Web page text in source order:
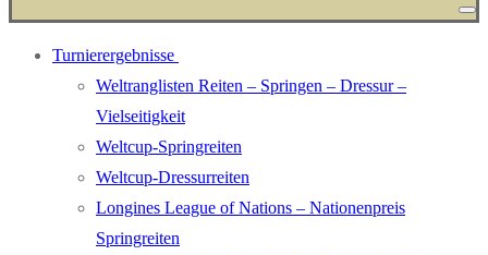
Turnierergebnisse
Weltranglisten Reiten – Springen – Dressur –
Vielseitigkeit
Weltcup-Springreiten
Weltcup-Dressurreiten
Longines League of Nations – Nationenpreis
Springreiten